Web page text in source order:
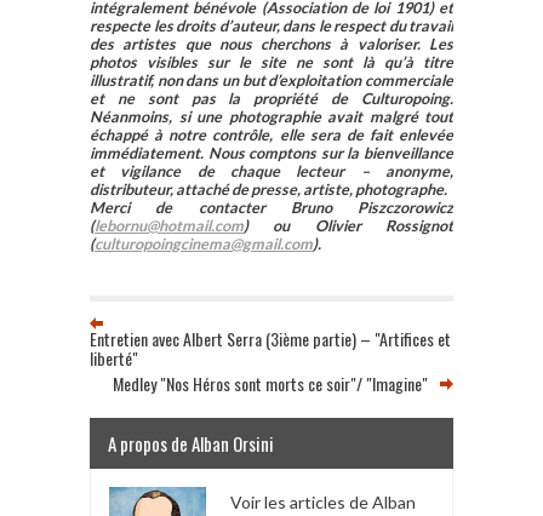
intégralement bénévole (Association de loi 1901) et
respecte les droits d’auteur, dans le respect du travail
des artistes que nous cherchons à valoriser. Les
photos visibles sur le site ne sont là qu’à titre
illustratif, non dans un but d’exploitation commerciale
et ne sont pas la propriété de Culturopoing.
Néanmoins, si une photographie avait malgré tout
échappé à notre contrôle, elle sera de fait enlevée
immédiatement. Nous comptons sur la bienveillance
et vigilance de chaque lecteur – anonyme,
distributeur, attaché de presse, artiste, photographe.
Merci de contacter Bruno Piszczorowicz
(lebornu@hotmail.com) ou Olivier Rossignot
(culturopoingcinema@gmail.com).
Entretien avec Albert Serra (3ième partie) – "Artifices et
liberté"
Medley "Nos Héros sont morts ce soir"/ "Imagine"
A propos de Alban Orsini
Voir les articles de Alban